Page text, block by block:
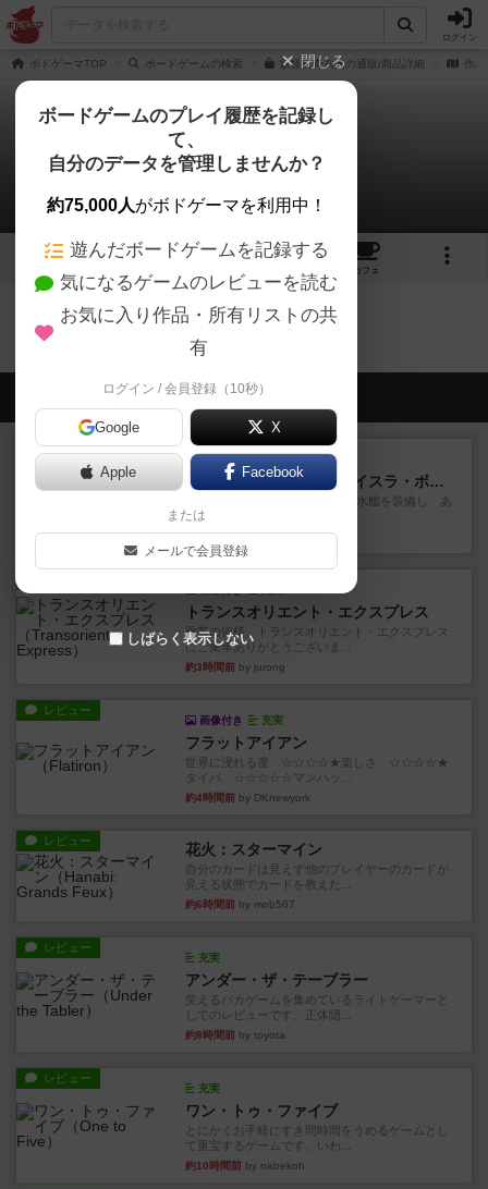
ログイン
ボドゲーマTOP ボードゲームの検索 妖怪百奇八光の通販/商品詳細 作品
妖怪百奇八光
0件の戦略やコツ
1 1 5
カフェ
妖怪百奇八光のトップに戻る
会員の新しい投稿
ルール/インスト
キャプテン・フリップ：イスラ・ボンバ
イスラ・ボンバを探しに出航!潜水艦を装備し、あ
なたの乗組員を監獄から解...
約2時間前by jurong
トランスオリエント・エクスプレス
乗客の皆様、トランスオリエント・エクスプレス
にご乗車ありがとうございま...
約3時間前 by jurong
レビュー
画像付き 充実
フラットアイアン
世界に浸れる度 ☆☆☆☆★楽しさ ☆☆☆☆★
タイパ ☆☆☆☆☆マンハッ...
約4時間前 by DKnewyork
レビュー 花火：スターマイン
自分のカードは見えず他のプレイヤーのカードが
見える状態でカードを教えた...
約6時間前 by mob567
レビュー
充実
アンダー・ザ・テーブラー
笑えるバカゲームを集めているライトゲーマーと
してのレビューです。正体隠...
約8時間前 by toyota
レビュー
充実
ワン・トゥ・ファイブ
とにかくお手軽にすき間時間をうめるゲームとし
て重宝するゲームです。いわ...
約10時間前 by nabekoh
閉じる
ボードゲームのプレイ履歴を記録し
て、
自分のデータを管理しませんか？
約75,000人がボドゲーマを利用中！
遊んだボードゲームを記録する
気になるゲームのレビューを読む
お気に入り作品・所有リストの共
有
ログイン / 会員登録（10秒）
Google X
Apple Facebook
または
メールで会員登録
しばらく表示しない